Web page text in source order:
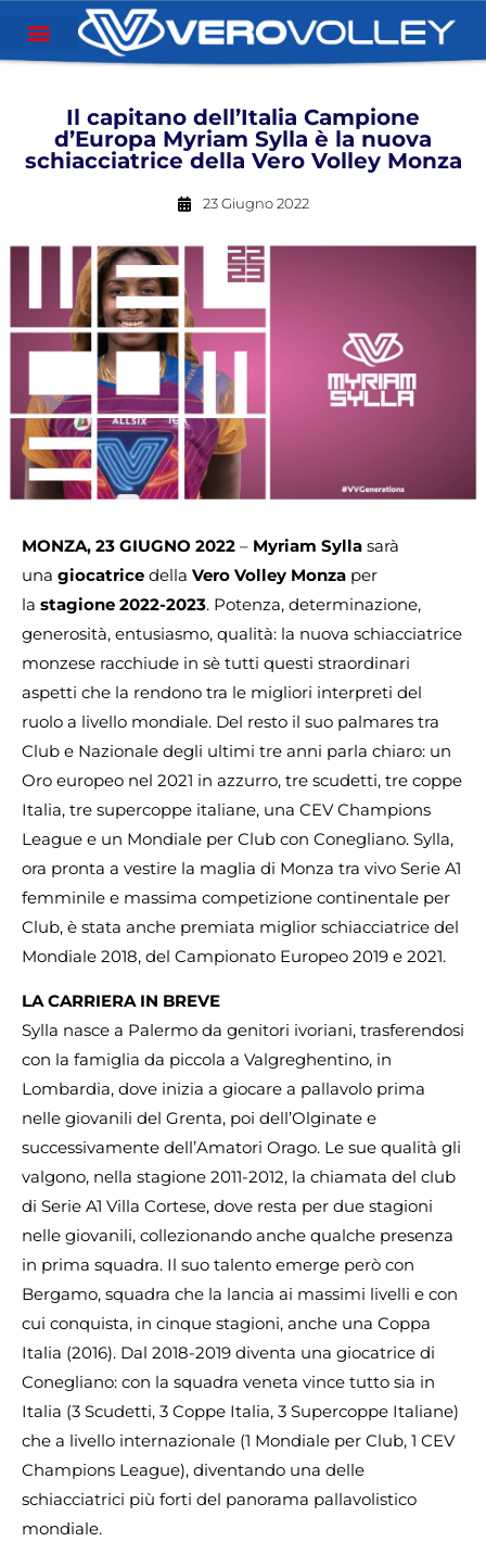
Il capitano dell’Italia Campione
d’Europa Myriam Sylla è la nuova
schiacciatrice della Vero Volley Monza
23 Giugno 2022
MONZA, 23 GIUGNO 2022 – Myriam Sylla sarà
una giocatrice della Vero Volley Monza per
la stagione 2022-2023. Potenza, determinazione,
generosità, entusiasmo, qualità: la nuova schiacciatrice
monzese racchiude in sè tutti questi straordinari
aspetti che la rendono tra le migliori interpreti del
ruolo a livello mondiale. Del resto il suo palmares tra
Club e Nazionale degli ultimi tre anni parla chiaro: un
Oro europeo nel 2021 in azzurro, tre scudetti, tre coppe
Italia, tre supercoppe italiane, una CEV Champions
League e un Mondiale per Club con Conegliano. Sylla,
ora pronta a vestire la maglia di Monza tra vivo Serie A1
femminile e massima competizione continentale per
Club, è stata anche premiata miglior schiacciatrice del
Mondiale 2018, del Campionato Europeo 2019 e 2021.
LA CARRIERA IN BREVE
Sylla nasce a Palermo da genitori ivoriani, trasferendosi
con la famiglia da piccola a Valgreghentino, in
Lombardia, dove inizia a giocare a pallavolo prima
nelle giovanili del Grenta, poi dell’Olginate e
successivamente dell’Amatori Orago. Le sue qualità gli
valgono, nella stagione 2011-2012, la chiamata del club
di Serie A1 Villa Cortese, dove resta per due stagioni
nelle giovanili, collezionando anche qualche presenza
in prima squadra. Il suo talento emerge però con
Bergamo, squadra che la lancia ai massimi livelli e con
cui conquista, in cinque stagioni, anche una Coppa
Italia (2016). Dal 2018-2019 diventa una giocatrice di
Conegliano: con la squadra veneta vince tutto sia in
Italia (3 Scudetti, 3 Coppe Italia, 3 Supercoppe Italiane)
che a livello internazionale (1 Mondiale per Club, 1 CEV
Champions League), diventando una delle
schiacciatrici più forti del panorama pallavolistico
mondiale.